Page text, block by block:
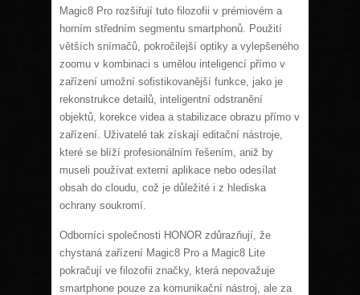
Magic8 Pro rozšiřují tuto filozofii v prémiovém a
horním středním segmentu smartphonů. Použití
větších snímačů, pokročilejší optiky a vylepšeného
zoomu v kombinaci s umělou inteligencí přímo v
zařízení umožní sofistikovanější funkce, jako je
rekonstrukce detailů, inteligentní odstranění
objektů, korekce videa a stabilizace obrazu přímo v
zařízení. Uživatelé tak získají editační nástroje,
které se blíží profesionálním řešením, aniž by
museli používat externí aplikace nebo odesílat
obsah do cloudu, což je důležité i z hlediska
ochrany soukromí.
Odborníci společnosti HONOR zdůrazňují, že
chystaná zařízení Magic8 Pro a Magic8 Lite
pokračují ve filozofii značky, která nepovažuje
smartphone pouze za komunikační nástroj, ale za